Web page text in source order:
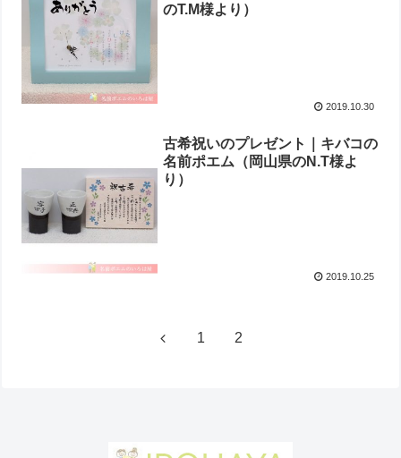
のT.M様より ）
2019.10.30
古希祝いのプレゼント｜キバコの
名前ポエム（岡山県のN.T様よ
り ）
2019.10.25
1 2